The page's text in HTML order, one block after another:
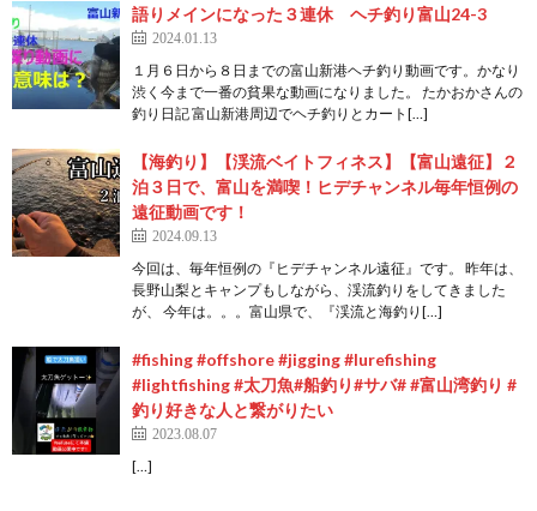
語りメインになった３連休 ヘチ釣り富山24-3
2024.01.13
１月６日から８日までの富山新港ヘチ釣り動画です。かなり
渋く今まで一番の貧果な動画になりました。 たかおかさんの
釣り日記 富山新港周辺でヘチ釣りとカート[…]
【海釣り】【渓流ベイトフィネス】【富山遠征】２
泊３日で、富山を満喫！ヒデチャンネル毎年恒例の
遠征動画です！
2024.09.13
今回は、毎年恒例の『ヒデチャンネル遠征』です。 昨年は、
長野山梨とキャンプもしながら、渓流釣りをしてきました
が、 今年は。。。富山県で、『渓流と海釣り[…]
#fishing #offshore #jigging #lurefishing
#lightfishing #太刀魚#船釣り#サバ# #富山湾釣り #
釣り好きな人と繋がりたい
2023.08.07
[…]